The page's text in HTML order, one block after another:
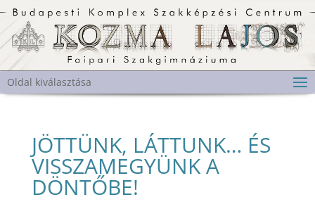
Oldal kiválasztása
JÖTTÜNK, LÁTTUNK… ÉS
VISSZAMEGYÜNK A
DÖNTŐBE!